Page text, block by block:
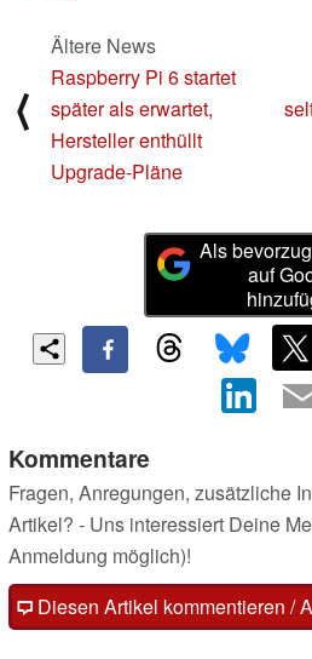
⟨
Ältere News
Raspberry Pi 6 startet
später als erwartet,
Hersteller enthüllt
Upgrade-Pläne
Als
auf
Kommentare
Fragen, Anregungen, zusätzliche
Artikel? - Uns interessiert Deine
Anmeldung möglich)!
Diesen Artikel kommentieren /